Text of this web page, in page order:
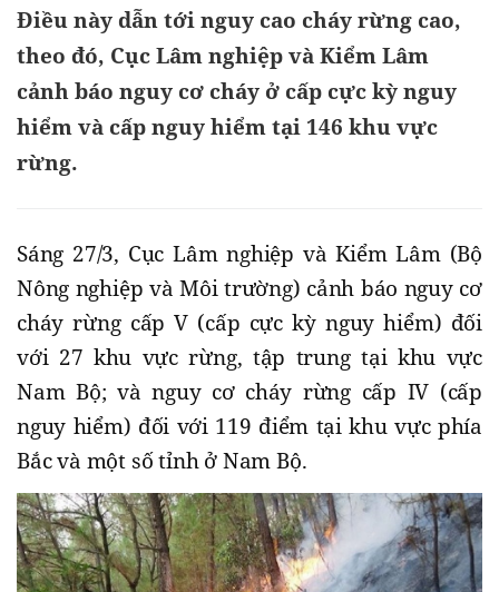
Điều này dẫn tới nguy cao cháy rừng cao,
theo đó, Cục Lâm nghiệp và Kiểm Lâm
cảnh báo nguy cơ cháy ở cấp cực kỳ nguy
hiểm và cấp nguy hiểm tại 146 khu vực
rừng.
Sáng 27/3, Cục Lâm nghiệp và Kiểm Lâm (Bộ
Nông nghiệp và Môi trường) cảnh báo nguy cơ
cháy rừng cấp V (cấp cực kỳ nguy hiểm) đối
với 27 khu vực rừng, tập trung tại khu vực
Nam Bộ; và nguy cơ cháy rừng cấp IV (cấp
nguy hiểm) đối với 119 điểm tại khu vực phía
Bắc và một số tỉnh ở Nam Bộ.